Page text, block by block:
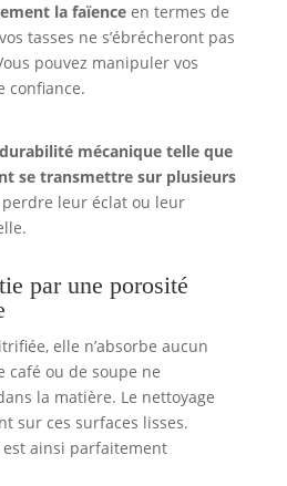
la faïenceen termes de
tasses ne s’ébrécheront pas
pouvez manipuler vos
confiance.
durabilité mécanique telle que
se transmettre sur plusieurs
leur éclat ou leur
par une porosité
elle n’absorbe aucun
café ou de soupe ne
la matière. Le nettoyage
sur ces surfaces lisses.
est ainsi parfaitement